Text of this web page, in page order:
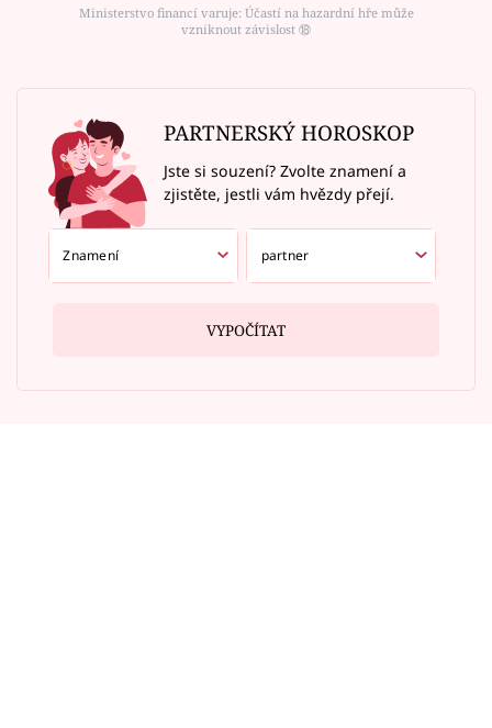
Ministerstvo financí varuje: Účastí na hazardní hře může
vzniknout závislost ⑱
PARTNERSKÝ HOROSKOP
Jste si souzení? Zvolte znamení a
zjistěte, jestli vám hvězdy přejí.
VYPOČÍTAT